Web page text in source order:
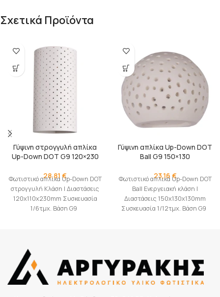
Σχετικά Προϊόντα
Γύψινη στρογγυλή απλίκα
Up-Down DOT G9 120×230
28,81 €
Φωτιστικό απλίκα Up-Down DOT
στρογγυλή Κλάση I Διαστάσεις
120x110x230mm Συσκευασία
1/6τμχ. Βάση G9
Γύψινη απλίκα Up-Down DOT
Ball G9 150×130
23,16 €
Φωτιστικό απλικά Up-Down DOT
Ball Eνεργειακή κλάση I
Διαστάσεις 150x130x130mm
Συσκευασία 1/12τμχ. Βάση G9